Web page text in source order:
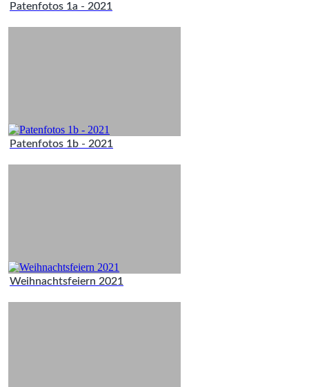
Patenfotos 1a - 2021
Patenfotos 1b - 2021
Weihnachtsfeiern 2021